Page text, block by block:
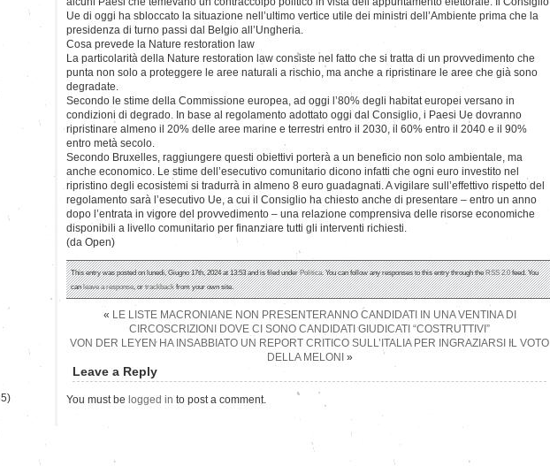
Ue di oggi ha sbloccato la situazione nell’ultimo vertice utile dei ministri dell’Ambiente prima che la
presidenza di turno passi dal Belgio all’Ungheria.
Cosa prevede la Nature restoration law
La particolarità della Nature restoration law consiste nel fatto che si tratta di un provvedimento che
punta non solo a proteggere le aree naturali a rischio, ma anche a ripristinare le aree che già sono
degradate.
Secondo le stime della Commissione europea, ad oggi l’80% degli habitat europei versano in
condizioni di degrado. In base al regolamento adottato oggi dal Consiglio, i Paesi Ue dovranno
ripristinare almeno il 20% delle aree marine e terrestri entro il 2030, il 60% entro il 2040 e il 90%
entro metà secolo.
Secondo Bruxelles, raggiungere questi obiettivi porterà a un beneficio non solo ambientale, ma
anche economico. Le stime dell’esecutivo comunitario dicono infatti che ogni euro investito nel
ripristino degli ecosistemi si tradurrà in almeno 8 euro guadagnati. A vigilare sull’effettivo rispetto del
regolamento sarà l’esecutivo Ue, a cui il Consiglio ha chiesto anche di presentare – entro un anno
dopo l’entrata in vigore del provvedimento – una relazione comprensiva delle risorse economiche
disponibili a livello comunitario per finanziare tutti gli interventi richiesti.
(da Open)
This entry was posted on lunedì, Giugno 17th, 2024 at 13:53 and is filed underPolitica. You can follow any responses to this entry through theRSS 2.0feed. You
canleave a response, ortrackbackfrom your own site.
« LE LISTE MACRONIANE NON PRESENTERANNO CANDIDATI IN UNA VENTINA DI
CIRCOSCRIZIONI DOVE CI SONO CANDIDATI GIUDICATI “COSTRUTTIVI”
VON DER LEYEN HA INSABBIATO UN REPORT CRITICO SULL’ITALIA PER INGRAZIARSI IL VOTO
DELLA MELONI »
Leave a Reply
You must be logged in to post a comment.